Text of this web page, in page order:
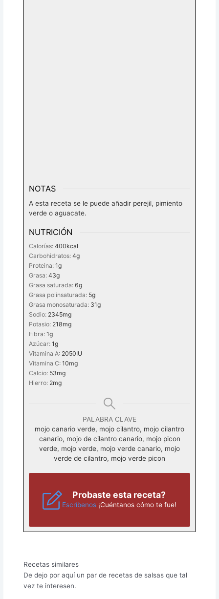
NOTAS
A esta receta se le puede añadir perejil, pimiento
verde o aguacate.
NUTRICIÓN
Calorías:400kcal
Carbohidratos:4g
Proteina:1g
Grasa:43g
Grasa saturada:6g
Grasa polinsaturada: 5g
Grasa monosaturada: 31g
Sodio: 2345mg
Potasio: 218mg
Fibra:1g
Azúcar:1g
Vitamina A: 2050IU
Vitamina C:10mg
Calcio: 53mg
Hierro: 2mg
PALABRA CLAVE
mojo canario verde, mojo cilantro, mojo cilantro
canario, mojo de cilantro canario, mojo picon
verde, mojo verde, mojo verde canario, mojo
verde de cilantro, mojo verde picon
Probaste esta receta?
Escríbenos¡Cuéntanos cómo te fue!
Recetas similares
De dejo por aquí un par de recetas de salsas que tal
vez te interesen.